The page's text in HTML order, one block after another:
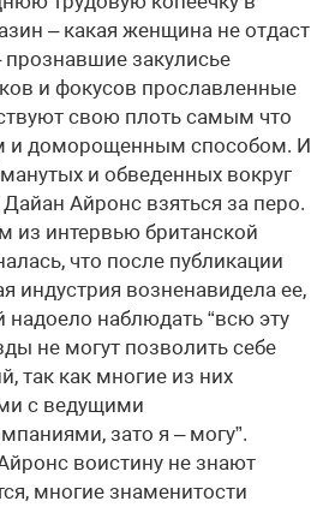
– какая женщина не отдаст
прознавшие закулисье
и фокусов прославленные
свою плоть самым что
и доморощенным способом. И
и обведенных вокруг
Айронс взяться за перо.
из интервью британской
что после публикации
индустрия возненавидела ее,
надоело наблюдать “всю эту
не могут позволить себе
так как многие из них
с ведущими
зато я – могу”.
воистину не знают
многие знаменитости